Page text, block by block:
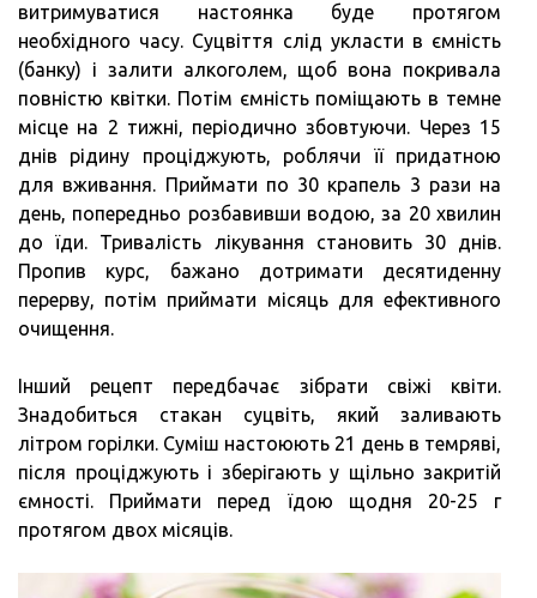
витримуватися настоянка буде протягом
необхідного часу. Суцвіття слід укласти в ємність
(банку) і залити алкоголем, щоб вона покривала
повністю квітки. Потім ємність поміщають в темне
місце на 2 тижні, періодично збовтуючи. Через 15
днів рідину проціджують, роблячи її придатною
для вживання. Приймати по 30 крапель 3 рази на
день, попередньо розбавивши водою, за 20 хвилин
до їди. Тривалість лікування становить 30 днів.
Пропив курс, бажано дотримати десятиденну
перерву, потім приймати місяць для ефективного
очищення.
Інший рецепт передбачає зібрати свіжі квіти.
Знадобиться стакан суцвіть, який заливають
літром горілки. Суміш настоюють 21 день в темряві,
після проціджують і зберігають у щільно закритій
ємності. Приймати перед їдою щодня 20-25 г
протягом двох місяців.